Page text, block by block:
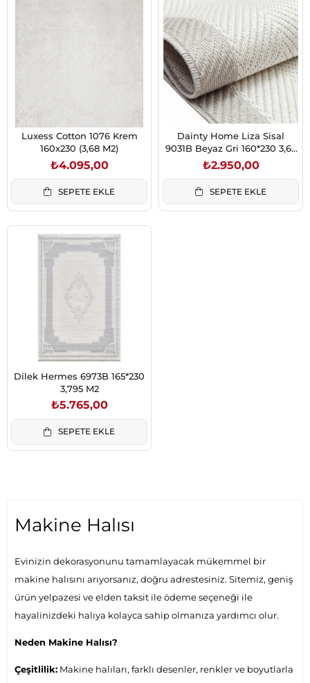
Luxess Cotton 1076 Krem
160x230 (3,68 M2)
₺4.095,00
SEPETE EKLE
Dainty Home Liza Sisal
9031B Beyaz Gri 160*230 3,68
m2
₺2.950,00
SEPETE EKLE
Dilek Hermes 6973B 165*230
3,795 M2
₺5.765,00
SEPETE EKLE
Makine Halısı
Evinizin dekorasyonunu tamamlayacak mükemmel bir
makine halısını arıyorsanız, doğru adrestesiniz. Sitemiz, geniş
ürün yelpazesi ve elden taksit ile ödeme seçeneği ile
hayalinizdeki halıya kolayca sahip olmanıza yardımcı olur.
Neden Makine Halısı?
Çeşitlilik: Makine halıları, farklı desenler, renkler ve boyutlarla